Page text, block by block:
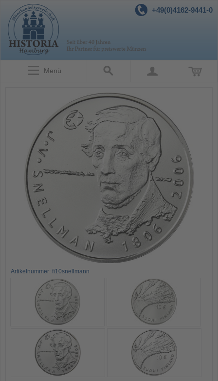
+49(0)4162-9441-0
Menü
Artikelnummer: fi10snellmann